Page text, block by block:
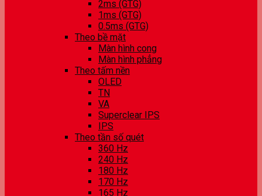
2ms (GTG)
1ms (GTG)
0.5ms (GTG)
Theo bề mặt
Màn hình cong
Màn hình phẳng
Theo tấm nền
OLED
TN
VA
Superclear IPS
IPS
Theo tần số quét
360 Hz
240 Hz
180 Hz
170 Hz
165 Hz